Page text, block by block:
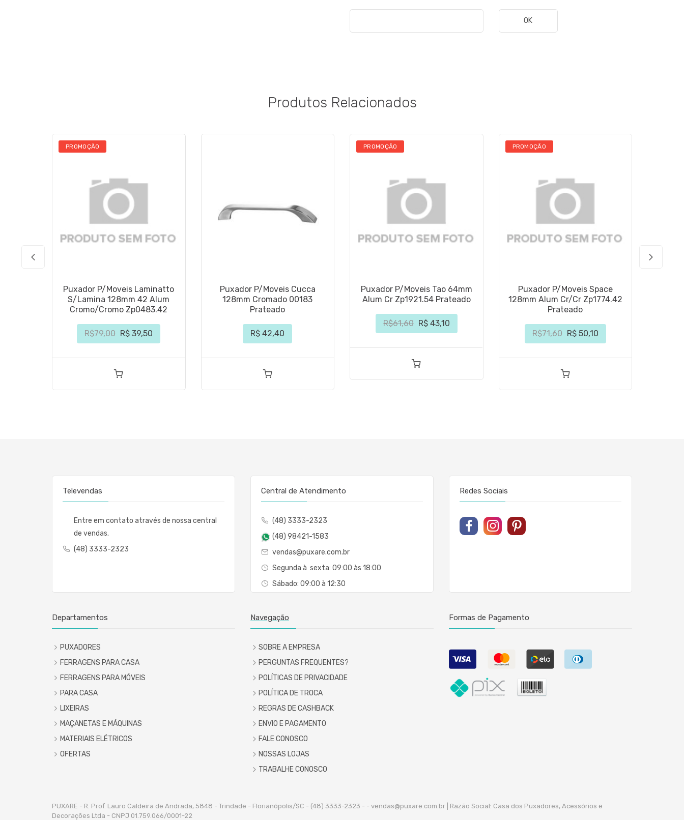
OK
Produtos Relacionados
PROMOÇÃO
Puxador P/Moveis Laminatto
S/Lamina 128mm 42 Alum
Cromo/Cromo Zp0483.42
R$79,00 R$ 39,50
Puxador P/Moveis Cucca
128mm Cromado 00183
Prateado
R$ 42,40
PROMOÇÃO
Puxador P/Moveis Tao 64mm
Alum Cr Zp1921.54 Prateado
R$61,60 R$ 43,10
PROMOÇÃO
Puxador P/Moveis Space
128mm Alum Cr/Cr Zp1774.42
Prateado
R$71,60 R$ 50,10
Televendas
Entre em contato através de nossa central
de vendas.
(48) 3333-2323
Central de Atendimento
(48) 3333-2323
(48) 98421-1583
vendas@puxare.com.br
Segunda à sexta: 09:00 às 18:00
Sábado: 09:00 à 12:30
Redes Sociais
Departamentos
PUXADORES
FERRAGENS PARA CASA
FERRAGENS PARA MÓVEIS
PARA CASA
LIXEIRAS
MAÇANETAS E MÁQUINAS
MATERIAIS ELÉTRICOS
OFERTAS
Navegação
SOBRE A EMPRESA
PERGUNTAS FREQUENTES?
POLÍTICAS DE PRIVACIDADE
POLÍTICA DE TROCA
REGRAS DE CASHBACK
ENVIO E PAGAMENTO
FALE CONOSCO
NOSSAS LOJAS
TRABALHE CONOSCO
Formas de Pagamento
PUXARE - R. Prof. Lauro Caldeira de Andrada, 5848 - Trindade - Florianópolis/SC - (48) 3333-2323 - - vendas@puxare.com.br | Razão Social: Casa dos Puxadores, Acessórios e
Decorações Ltda - CNPJ 01.759.066/0001-22